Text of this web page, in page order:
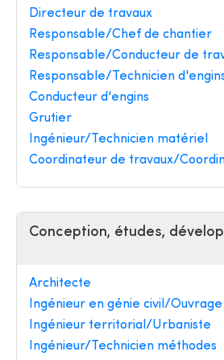
Directeur de travaux
Responsable/Chef de chantier
Responsable/Conducteur de
Responsable/Technicien
Conducteur d'engins
Grutier
Ingénieur/Technicien matériel
Coordinateur de travaux/
Conception, études,
Architecte
Ingénieur en génie civil/
Ingénieur territorial/Urbaniste
Ingénieur/Technicien méthodes